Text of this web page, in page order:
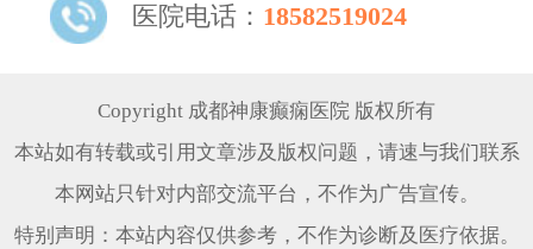
医院电话： 18582519024
Copyright 成都神康癫痫医院 版权所有
本站如有转载或引用文章涉及版权问题，请速与我们联系
本网站只针对内部交流平台，不作为广告宣传。
特别声明：本站内容仅供参考，不作为诊断及医疗依据。